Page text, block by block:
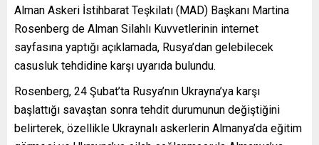
Alman Askeri İstihbarat Teşkilatı (MAD) Başkanı Martina
Rosenberg de Alman Silahlı Kuvvetlerinin internet
sayfasına yaptığı açıklamada, Rusya’dan gelebilecek
casusluk tehdidine karşı uyarıda bulundu.
Rosenberg, 24 Şubat’ta Rusya’nın Ukrayna’ya karşı
başlattığı savaştan sonra tehdit durumunun değiştiğini
belirterek, özellikle Ukraynalı askerlerin Almanya’da eğitim